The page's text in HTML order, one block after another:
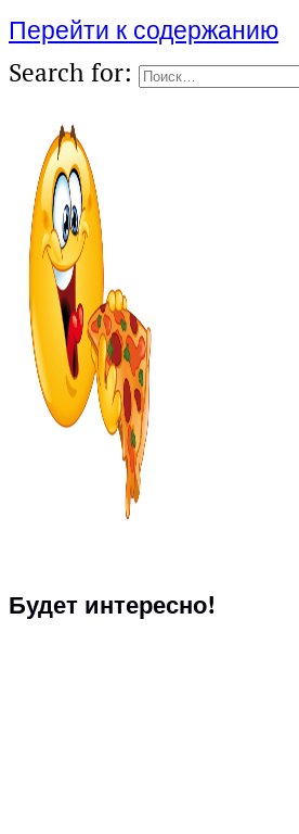
Перейти к содержанию
Search for:
Будет интересно!